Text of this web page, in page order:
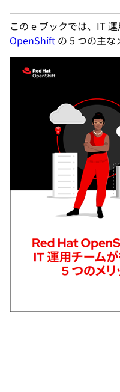
さ
い
この e ブックでは、IT
OpenShift の 5 つの主な